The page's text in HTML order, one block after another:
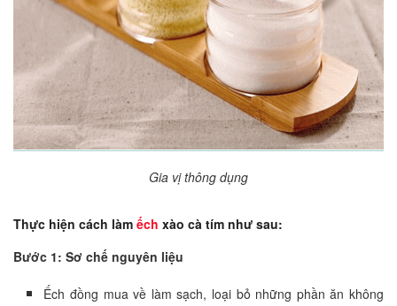
Gia vị thông dụng
Thực hiện cách làm ếch xào cà tím như sau:
Bước 1: Sơ chế nguyên liệu
Ếch đồng mua về làm sạch, loại bỏ những phần ăn không